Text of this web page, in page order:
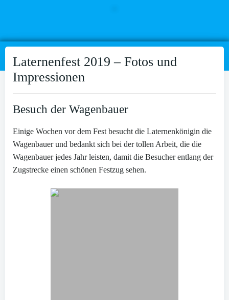
Laternenfest 2019 – Fotos und
Impressionen
Besuch der Wagenbauer
Einige Wochen vor dem Fest besucht die Laternenkönigin die
Wagenbauer und bedankt sich bei der tollen Arbeit, die die
Wagenbauer jedes Jahr leisten, damit die Besucher entlang der
Zugstrecke einen schönen Festzug sehen.